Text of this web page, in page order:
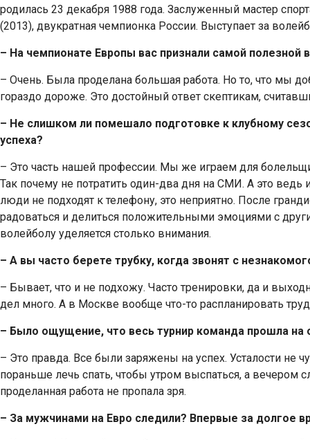
родилась 23 декабря 1988 года. Заслуженный мастер
(2013), двукратная чемпионка России. Выступает за
– На чемпионате Европы вас признали самой полезной
– Очень. Была проделана большая работа. Но то, что мы
гораздо дороже. Это достойный ответ скептикам,
– Не слишком ли помешало подготовке к клубному
успеха?
– Это часть нашей профессии. Мы же играем для
Так почему не потратить один-два дня на СМИ. А это
люди не подходят к телефону, это неприятно. После
радоваться и делиться положительными эмоциями с
волейболу уделяется столько внимания.
– А вы часто берете трубку, когда звонят с
– Бывает, что и не подхожу. Часто тренировки, да и
дел много. А в Москве вообще что-то распланировать
– Было ощущение, что весь турнир команда прошла на
– Это правда. Все были заряжены на успех. Усталости не
пораньше лечь спать, чтобы утром выспаться, а вечером
проделанная работа не пропала зря.
– За мужчинами на Евро следили? Впервые за долгое